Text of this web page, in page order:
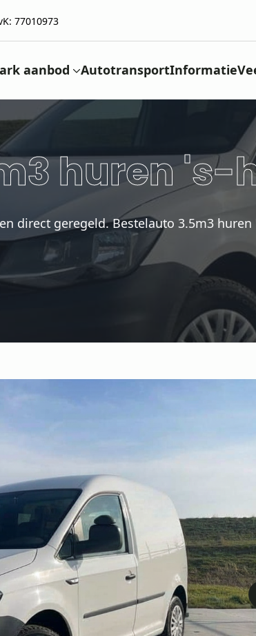
77010973
aanbod AutotransportInformatie
huren 's-
direct geregeld. Bestelauto 3.5m3 huren